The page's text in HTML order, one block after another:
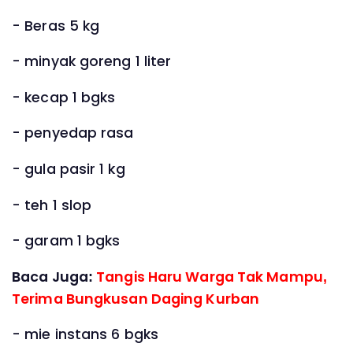
- Beras 5 kg
- minyak goreng 1 liter
- kecap 1 bgks
- penyedap rasa
- gula pasir 1 kg
- teh 1 slop
- garam 1 bgks
Baca Juga: Tangis Haru Warga Tak Mampu,
Terima Bungkusan Daging Kurban
- mie instans 6 bgks